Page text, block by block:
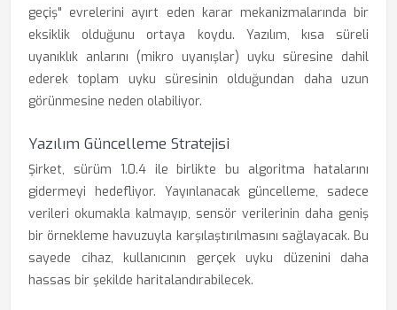
geçiş" evrelerini ayırt eden karar mekanizmalarında bir
eksiklik olduğunu ortaya koydu. Yazılım, kısa süreli
uyanıklık anlarını (mikro uyanışlar) uyku süresine dahil
ederek toplam uyku süresinin olduğundan daha uzun
görünmesine neden olabiliyor.
Yazılım Güncelleme Stratejisi
Şirket, sürüm 1.0.4 ile birlikte bu algoritma hatalarını
gidermeyi hedefliyor. Yayınlanacak güncelleme, sadece
verileri okumakla kalmayıp, sensör verilerinin daha geniş
bir örnekleme havuzuyla karşılaştırılmasını sağlayacak. Bu
sayede cihaz, kullanıcının gerçek uyku düzenini daha
hassas bir şekilde haritalandırabilecek.